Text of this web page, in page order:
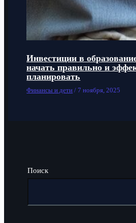
Инвестиции в
начать правильно и
планировать
Финансы и дети /7 ноября, 2025
Поиск